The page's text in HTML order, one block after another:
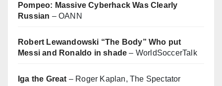
Pompeo: Massive Cyberhack Was Clearly
Russian – OANN
Robert Lewandowski “The Body” Who put
Messi and Ronaldo in shade – WorldSoccerTalk
Iga the Great – Roger Kaplan, The Spectator